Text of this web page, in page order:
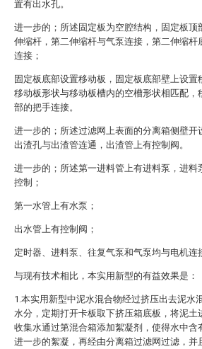
置有出水孔。
进一步的；所述固定板为空腔结构，固定板顶
伸缩杆，第二伸缩杆与气泵连接，第二伸缩杆
连接；
固定板底部设置移动板，固定板底部壁上设置
移动板形状与移动板槽内的空槽形状相匹配，
部的把手连接。
进一步的；所述过滤网上表面的分离箱侧壁开
出渣孔与出渣管连通，出渣管上有控制阀。
进一步的；所述第一进料管上有进料泵，进料
控制；
第一水管上有水泵；
出水管上有控制阀；
定时器、进料泵、往复气泵和气泵均与电机连
与现有技术相比，本实用新型的有益效果是：
1.本实用新型中泥水混合物经过挤压出去泥水
水分，定期打开卡板取下挤压箱底板，将泥土
收集水通过第混合箱添加絮凝剂，使得水中含
进一步的絮凝，再经由分离箱过滤网过滤，并